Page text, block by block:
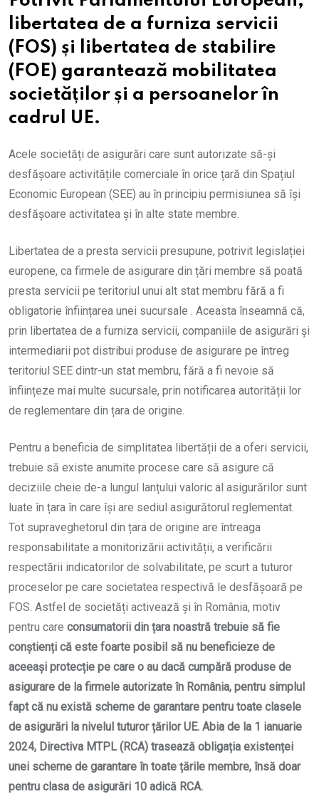
libertatea de a furniza servicii
(FOS) și libertatea de stabilire
(FOE) garantează mobilitatea
societăților și a persoanelor în
cadrul UE.
Acele societăți de asigurări care sunt autorizate să-și
desfășoare activitățile comerciale în orice țară din Spațiul
Economic European (SEE) au în principiu permisiunea să își
desfășoare activitatea și în alte state membre.
Libertatea de a presta servicii presupune, potrivit legislației
europene, ca firmele de asigurare din țări membre să poată
presta servicii pe teritoriul unui alt stat membru fără a fi
obligatorie înființarea unei sucursale . Aceasta înseamnă că,
prin libertatea de a furniza servicii, companiile de asigurări și
intermediarii pot distribui produse de asigurare pe întreg
teritoriul SEE dintr-un stat membru, fără a fi nevoie să
înființeze mai multe sucursale, prin notificarea autorității lor
de reglementare din țara de origine.
Pentru a beneficia de simplitatea libertății de a oferi servicii,
trebuie să existe anumite procese care să asigure că
deciziile cheie de-a lungul lanțului valoric al asigurărilor sunt
luate în țara în care își are sediul asigurătorul reglementat.
Tot supraveghetorul din țara de origine are întreaga
responsabilitate a monitorizării activității, a verificării
respectării indicatorilor de solvabilitate, pe scurt a tuturor
proceselor pe care societatea respectivă le desfășoară pe
FOS. Astfel de societăți activează și în România, motiv
pentru care consumatorii din țara noastră trebuie să fie
conștienți că este foarte posibil să nu beneficieze de
aceeași protecție pe care o au dacă cumpără produse de
asigurare de la firmele autorizate în România, pentru simplul
fapt că nu există scheme de garantare pentru toate clasele
de asigurări la nivelul tuturor țărilor UE. Abia de la 1 ianuarie
2024, Directiva MTPL (RCA) trasează obligația existenței
unei scheme de garantare în toate țările membre, însă doar
pentru clasa de asigurări 10 adică RCA.